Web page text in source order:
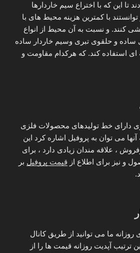
تا این که با اختراع سیم خاردارها
با کمترین هزینه محیط های با
کنند. و نسبت به آن محیط از انواع
ساده و حلقوی تبری وسیم خاردار ساده
استفاده کند. که هرکدام مقاومت و
دارای خط تولیدهای محصولات فلزی
می توان به پروفیل اشاره کرد این
، علاقه مندان زیادی دارد ، برای
و نیز برای اطلاع از قیمت پروفیل بر
ما می توانید از طریق کانال
ترتیب آپدیت روزانه قیمت ها را از